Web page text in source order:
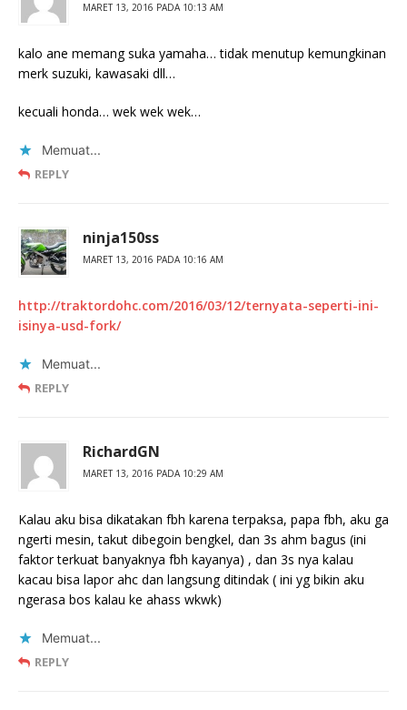
MARET 13, 2016 PADA 10:13 AM
kalo ane memang suka yamaha… tidak menutup kemungkinan
merk suzuki, kawasaki dll…
kecuali honda… wek wek wek…
Memuat...
REPLY
ninja150ss
MARET 13, 2016 PADA 10:16 AM
http://traktordohc.com/2016/03/12/ternyata-seperti-ini-
isinya-usd-fork/
Memuat...
REPLY
RichardGN
MARET 13, 2016 PADA 10:29 AM
Kalau aku bisa dikatakan fbh karena terpaksa, papa fbh, aku ga
ngerti mesin, takut dibegoin bengkel, dan 3s ahm bagus (ini
faktor terkuat banyaknya fbh kayanya) , dan 3s nya kalau
kacau bisa lapor ahc dan langsung ditindak ( ini yg bikin aku
ngerasa bos kalau ke ahass wkwk)
Memuat...
REPLY